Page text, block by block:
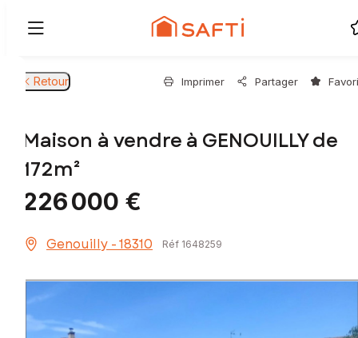
Retour Imprimer Partager
Maison à vendre à GENOUILLY de
172m²
226 000 €
Genouilly - 18310 Réf 1648259